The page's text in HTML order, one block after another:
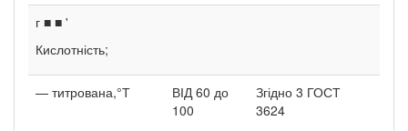
г ■ ■ '
Кислотність;
— титрована,°Т
ВІД 60 до
100
Згідно 3 ГОСТ
3624